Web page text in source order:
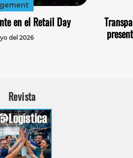
en el Retail Day
del 2026
Revista